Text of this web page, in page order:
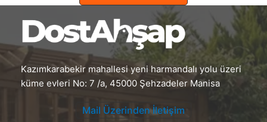
Kazımkarabekir mahallesi yeni harmandalı yolu üzeri
küme evleri No: 7 /a, 45000 Şehzadeler Manisa
Mail Üzerinden İletişim